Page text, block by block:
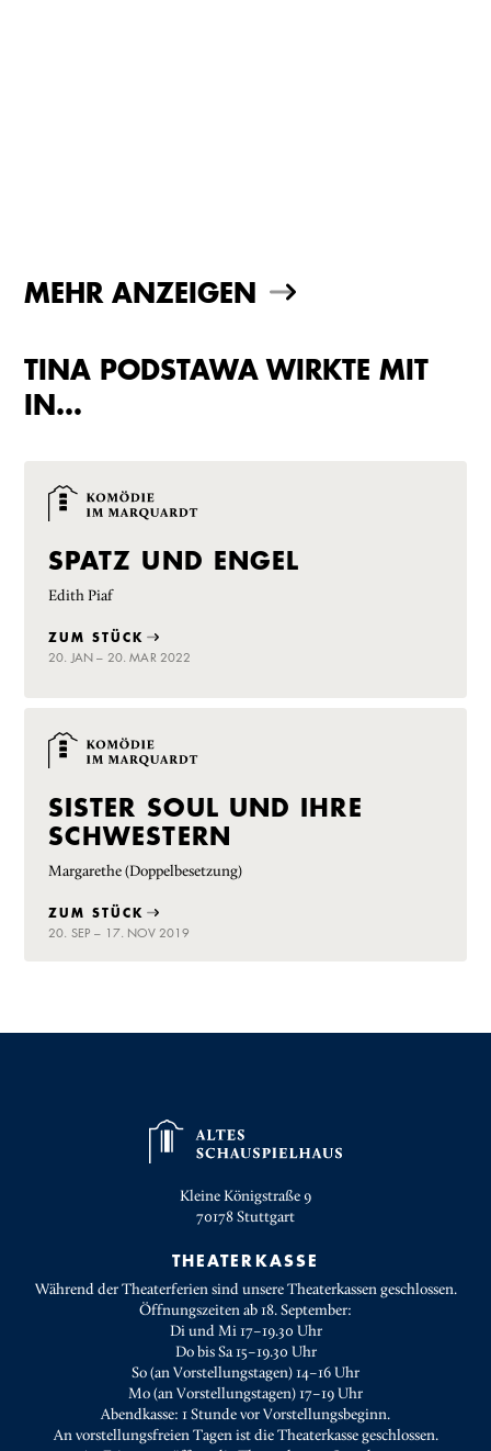
MEHR ANZEIGEN
TINA PODSTAWA WIRKTE MIT
IN…
SPATZ UND ENGEL
Edith Piaf
ZUM STÜCK
20. JAN – 20. MAR 2022
SISTER SOUL UND IHRE
SCHWESTERN
Margarethe (Doppelbesetzung)
ZUM STÜCK
20. SEP – 17. NOV 2019
Kleine Königstraße 9
70178Stuttgart
THEATERKASSE
Während der Theaterferien sind unsere Theaterkassen geschlossen.
Öffnungszeiten ab 18. September:
Di und Mi 17–19.30 Uhr
Do bis Sa 15–19.30 Uhr
So (an Vorstellungstagen) 14–16 Uhr
Mo (an Vorstellungstagen) 17–19 Uhr
Abendkasse: 1 Stunde vor Vorstellungsbeginn.
An vorstellungsfreien Tagen ist die Theaterkasse geschlossen.